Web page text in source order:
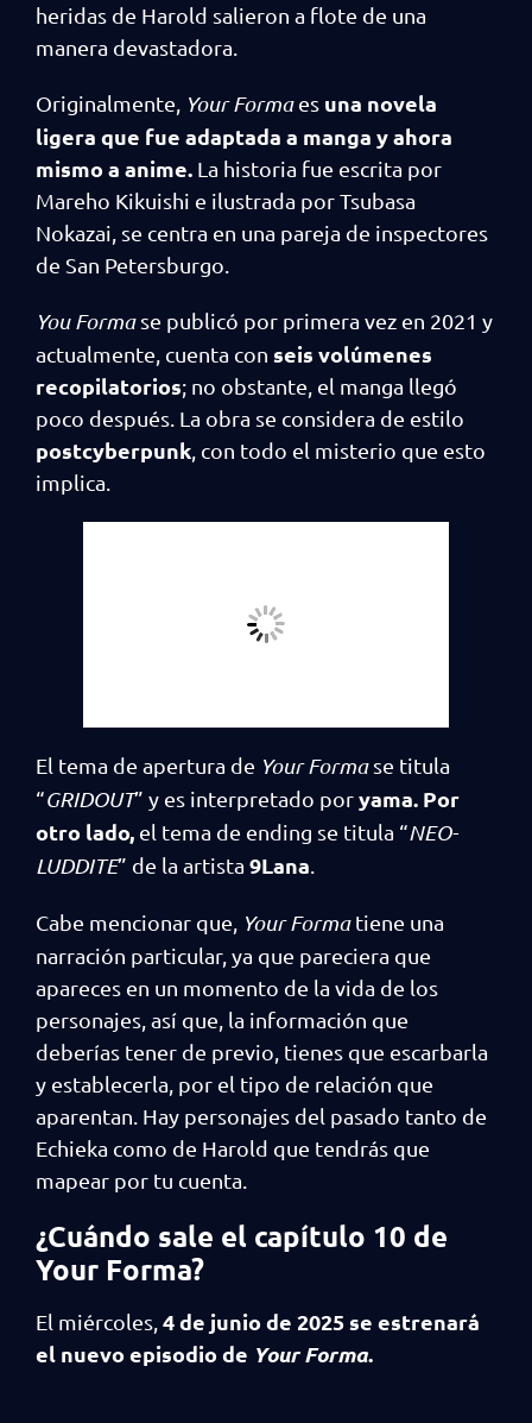
heridas de Harold salieron a flote de una
manera devastadora.
Originalmente, Your Formaes una novela
ligera que fue adaptada a manga y ahora
mismo a anime. La historia fue escrita por
Mareho Kikuishi e ilustrada por Tsubasa
Nokazai, se centra en una pareja de inspectores
de San Petersburgo.
You Formase publicó por primera vez en 2021 y
actualmente, cuenta con seis volúmenes
recopilatorios; no obstante, el manga llegó
poco después. La obra se considera de estilo
postcyberpunk , con todo el misterio que esto
implica.
El tema de apertura de Your Formase titula
“GRIDOUT” y es interpretado poryama. Por
otro lado, el tema de ending se titula “NEO-
LUDDITE” de la artista 9Lana
Cabe mencionar que, Your Formatiene una
narración particular, ya que pareciera que
apareces en un momento de la vida de los
personajes, así que, la información que
deberías tener de previo, tienes que escarbarla
y establecerla, por el tipo de relación que
aparentan. Hay personajes del pasado tanto de
Echieka como de Harold que tendrás que
mapear por tu cuenta.
¿Cuándo sale el capítulo 10 de
Your Forma?
El miércoles, 4 de junio de 2025 se estrenará
el nuevo episodio de Your Forma.